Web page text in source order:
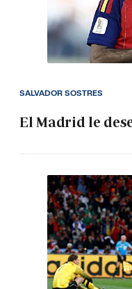
El Madrid le
SALVADOR SOSTRES